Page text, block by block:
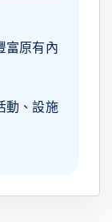
富原有內
動、設施